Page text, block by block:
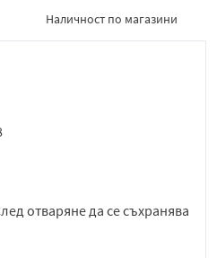
Наличност по магазини
отваряне да се съхранява